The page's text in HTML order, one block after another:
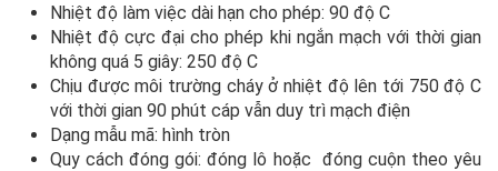
Nhiệt độ làm việc dài hạn cho phép: 90 độ C
Nhiệt độ cực đại cho phép khi ngắn mạch với thời gian
không quá 5 giây: 250 độ C
Chịu được môi trường cháy ở nhiệt độ lên tới 750 độ C
với thời gian 90 phút cáp vẫn duy trì mạch điện
Dạng mẫu mã: hình tròn
Quy cách đóng gói: đóng lô hoặc đóng cuộn theo yêu